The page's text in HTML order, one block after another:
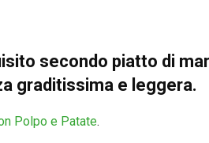
secondo piatto di
graditissima e leggera.
Polpo e Patate.